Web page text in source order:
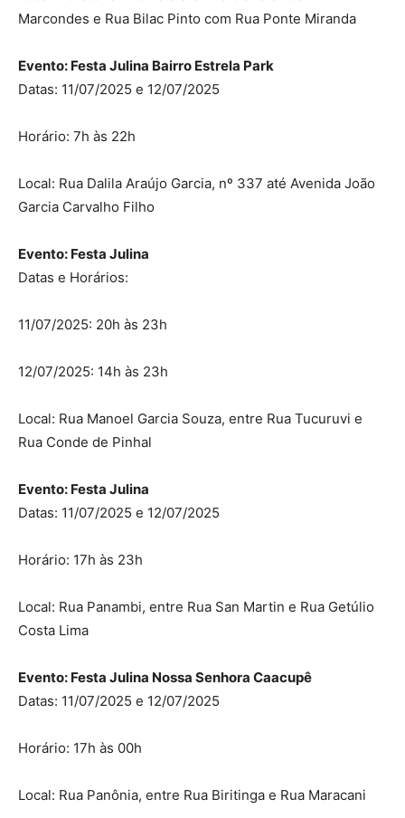
Marcondes e Rua Bilac Pinto com Rua Ponte Miranda
Evento: Festa Julina Bairro Estrela Park
Datas: 11/07/2025 e 12/07/2025
Horário: 7h às 22h
Local: Rua Dalila Araújo Garcia, nº 337 até Avenida João
Garcia Carvalho Filho
Evento: Festa Julina
Datas e Horários:
11/07/2025: 20h às 23h
12/07/2025: 14h às 23h
Local: Rua Manoel Garcia Souza, entre Rua Tucuruvi e
Rua Conde de Pinhal
Evento: Festa Julina
Datas: 11/07/2025 e 12/07/2025
Horário: 17h às 23h
Local: Rua Panambi, entre Rua San Martin e Rua Getúlio
Costa Lima
Evento: Festa Julina Nossa Senhora Caacupê
Datas: 11/07/2025 e 12/07/2025
Horário: 17h às 00h
Local: Rua Panônia, entre Rua Biritinga e Rua Maracani